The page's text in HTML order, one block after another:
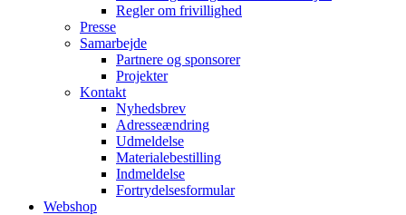
Regler om frivillighed
Presse
Samarbejde
Partnere og sponsorer
Projekter
Kontakt
Nyhedsbrev
Adresseændring
Udmeldelse
Materialebestilling
Indmeldelse
Fortrydelsesformular
Webshop